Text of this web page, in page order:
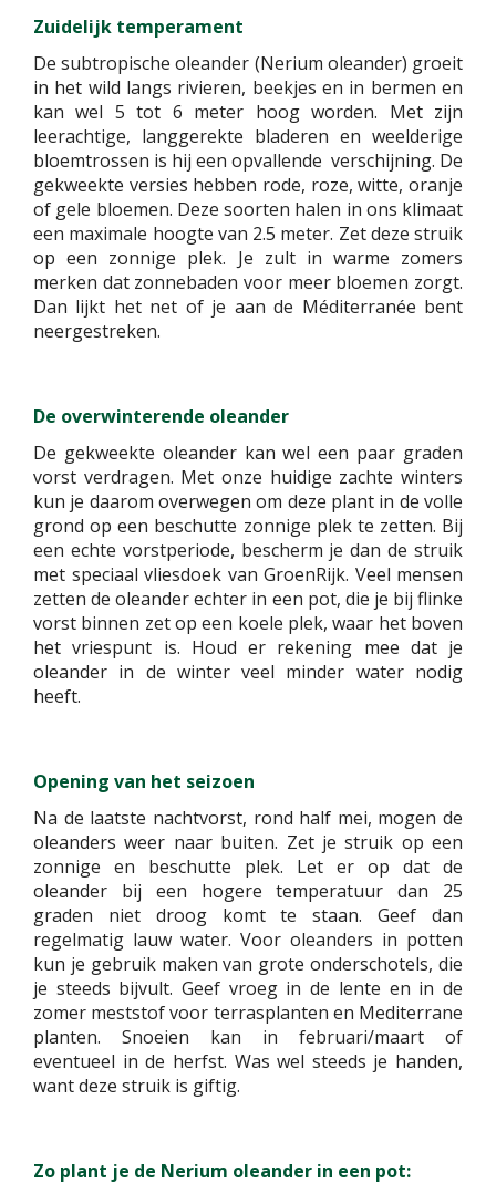
Zuidelijk temperament
De subtropische oleander (Nerium oleander) groeit
in het wild langs rivieren, beekjes en in bermen en
kan wel 5 tot 6 meter hoog worden. Met zijn
leerachtige, langgerekte bladeren en weelderige
bloemtrossen is hij een opvallende verschijning. De
gekweekte versies hebben rode, roze, witte, oranje
of gele bloemen. Deze soorten halen in ons klimaat
een maximale hoogte van 2.5 meter. Zet deze struik
op een zonnige plek. Je zult in warme zomers
merken dat zonnebaden voor meer bloemen zorgt.
Dan lijkt het net of je aan de Méditerranée bent
neergestreken.
De overwinterende oleander
De gekweekte oleander kan wel een paar graden
vorst verdragen. Met onze huidige zachte winters
kun je daarom overwegen om deze plant in de volle
grond op een beschutte zonnige plek te zetten. Bij
een echte vorstperiode, bescherm je dan de struik
met speciaal vliesdoek van GroenRijk. Veel mensen
zetten de oleander echter in een pot, die je bij flinke
vorst binnen zet op een koele plek, waar het boven
het vriespunt is. Houd er rekening mee dat je
oleander in de winter veel minder water nodig
heeft.
Opening van het seizoen
Na de laatste nachtvorst, rond half mei, mogen de
oleanders weer naar buiten. Zet je struik op een
zonnige en beschutte plek. Let er op dat de
oleander bij een hogere temperatuur dan 25
graden niet droog komt te staan. Geef dan
regelmatig lauw water. Voor oleanders in potten
kun je gebruik maken van grote onderschotels, die
je steeds bijvult. Geef vroeg in de lente en in de
zomer meststof voor terrasplanten en Mediterrane
planten. Snoeien kan in februari/maart of
eventueel in de herfst. Was wel steeds je handen,
want deze struik is giftig.
Zo plant je de Nerium oleander in een pot: